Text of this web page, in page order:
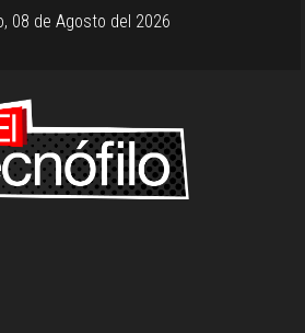
08 de Agosto del 2026